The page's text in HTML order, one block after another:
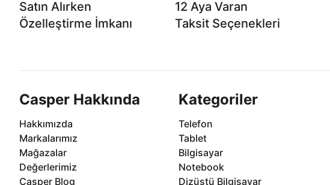
Satın Alırken
Özelleştirme İmkanı
12 Aya Varan
Taksit Seçenekleri
Casper Hakkında
Hakkımızda
Markalarımız
Mağazalar
Değerlerimiz
Casper Blog
Kategoriler
Telefon
Tablet
Bilgisayar
Notebook
Dizüstü Bilgisayar